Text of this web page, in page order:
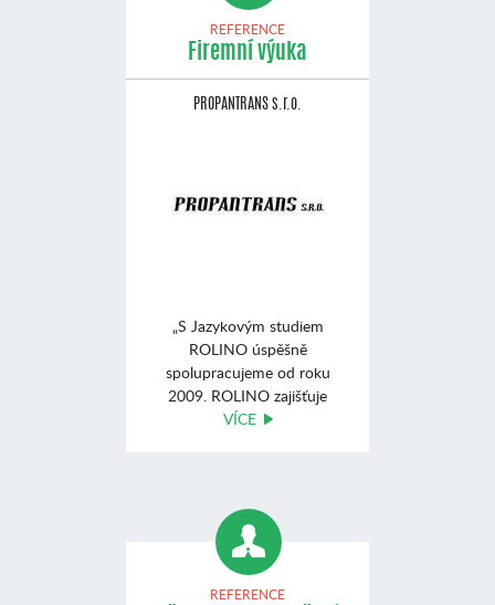
REFERENCE
Firemní výuka
PROPANTRANS s.r.o.
„S Jazykovým studiem
ROLINO úspěšně
spolupracujeme od roku
2009. ROLINO zajišťuje
výuku angli ...
VÍCE
REFERENCE